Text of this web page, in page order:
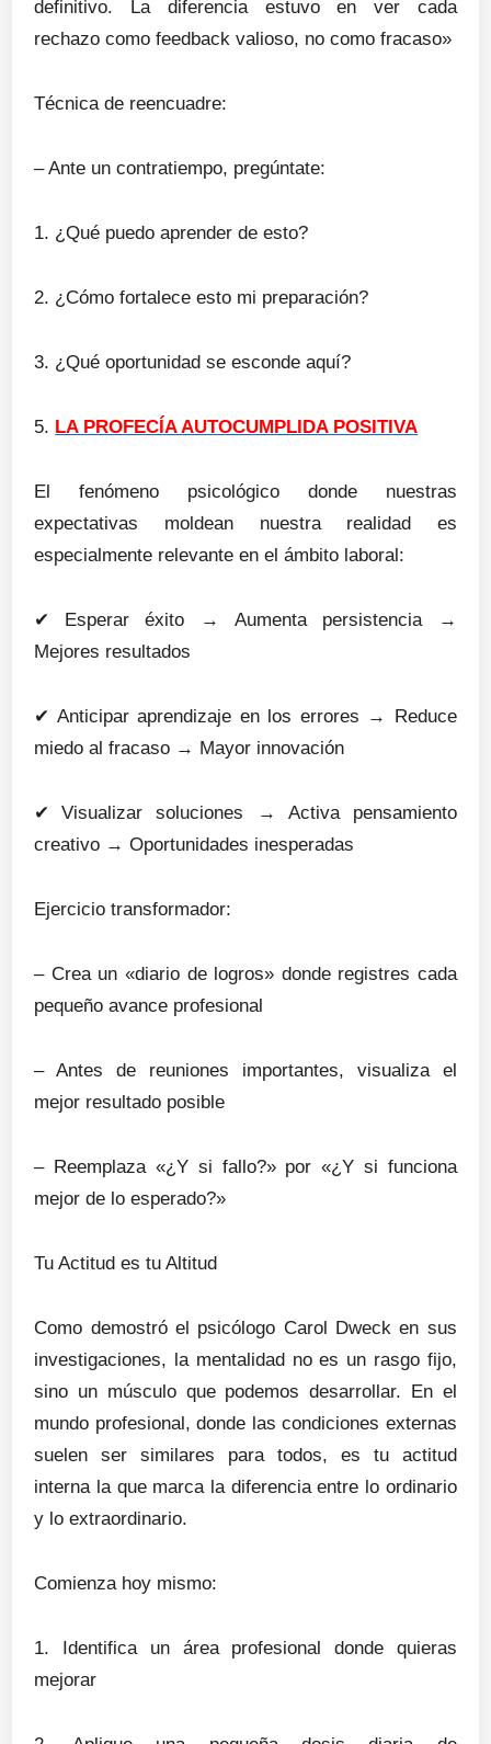
definitivo. La diferencia estuvo en ver cada
rechazo como feedback valioso, no como fracaso»
Técnica de reencuadre:
– Ante un contratiempo, pregúntate:
1. ¿Qué puedo aprender de esto?
2. ¿Cómo fortalece esto mi preparación?
3. ¿Qué oportunidad se esconde aquí?
5. LA PROFECÍA AUTOCUMPLIDA POSITIVA
El fenómeno psicológico donde nuestras
expectativas moldean nuestra realidad es
especialmente relevante en el ámbito laboral:
✔ Esperar éxito → Aumenta persistencia →
Mejores resultados
✔ Anticipar aprendizaje en los errores → Reduce
miedo al fracaso → Mayor innovación
✔Visualizar soluciones → Activa pensamiento
creativo → Oportunidades inesperadas
Ejercicio transformador:
– Crea un «diario de logros» donde registres cada
pequeño avance profesional
– Antes de reuniones importantes, visualiza el
mejor resultado posible
– Reemplaza «¿Y si fallo?» por «¿Y si funciona
mejor de lo esperado?»
Tu Actitud es tu Altitud
Como demostró el psicólogo Carol Dweck en sus
investigaciones, la mentalidad no es un rasgo fijo,
sino un músculo que podemos desarrollar. En el
mundo profesional, donde las condiciones externas
suelen ser similares para todos, es tu actitud
interna la que marca la diferencia entre lo ordinario
y lo extraordinario.
Comienza hoy mismo:
1. Identifica un área profesional donde quieras
mejorar